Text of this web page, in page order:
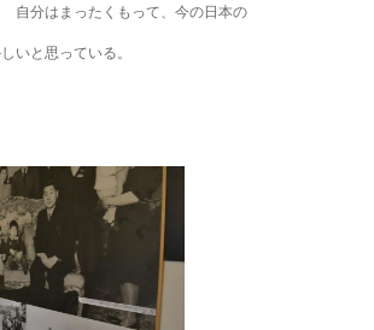
自分はまったくもって、今の日本の
いと思っている。